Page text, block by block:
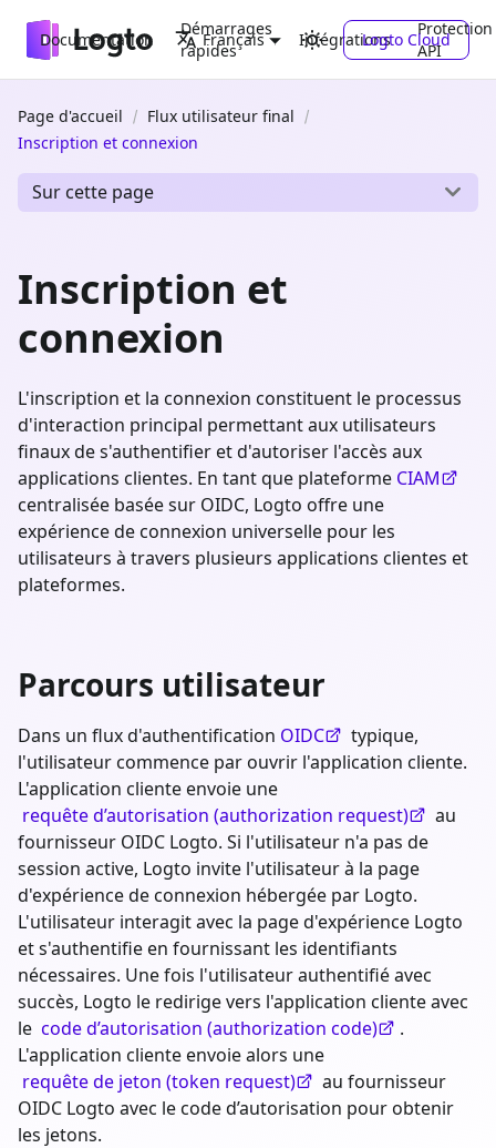
Documentation
Démarrages
rapides
Intégrations
Protection
API
Français Logto Cloud
Page d'accueil
Flux utilisateur final
Inscription et connexion
Sur cette page
Inscription et
connexion
L'inscription et la connexion constituent le processus
d'interaction principal permettant aux utilisateurs
finaux de s'authentifier et d'autoriser l'accès aux
applications clientes. En tant que plateforme CIAM
centralisée basée sur OIDC, Logto offre une
expérience de connexion universelle pour les
utilisateurs à travers plusieurs applications clientes et
plateformes.
Parcours utilisateur
Dans un flux d'authentification OIDC
typique,
l'utilisateur commence par ouvrir l'application cliente.
L'application cliente envoie une
requête d’autorisation (authorization request)
au
fournisseur OIDC Logto. Si l'utilisateur n'a pas de
session active, Logto invite l'utilisateur à la page
d'expérience de connexion hébergée par Logto.
L'utilisateur interagit avec la page d'expérience Logto
et s'authentifie en fournissant les identifiants
nécessaires. Une fois l'utilisateur authentifié avec
succès, Logto le redirige vers l'application cliente avec
le code d’autorisation (authorization code)
.
L'application cliente envoie alors une
requête de jeton (token request)
au fournisseur
OIDC Logto avec le code d’autorisation pour obtenir
les jetons.